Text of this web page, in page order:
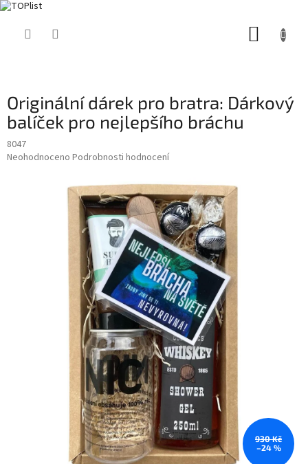
Originální dárek pro bratra: Dárkový
balíček pro nejlepšího bráchu
8047
Průměrné
Neohodnoceno Podrobnosti hodnocení
930 Kč
–24 %